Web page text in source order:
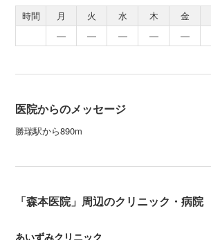
時間 月 火 水 木 金
―
― ― ― ―
医院からのメッセージ
勝瑞駅から890m
「森本医院」周辺のクリニック・病院
あいずみクリニック